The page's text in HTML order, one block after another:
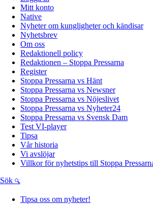
Mitt konto
Native
Nyheter om kungligheter och kändisar
Nyhetsbrev
Om oss
Redaktionell policy
Redaktionen – Stoppa Pressarna
Register
Stoppa Pressarna vs Hänt
Stoppa Pressarna vs Newsner
Stoppa Pressarna vs Nöjeslivet
Stoppa Pressarna vs Nyheter24
Stoppa Pressarna vs Svensk Dam
Test VI-player
Tipsa
Vår historia
Vi avslöjar
Villkor för nyhetstips till Stoppa
Sök
Tipsa oss om nyheter!